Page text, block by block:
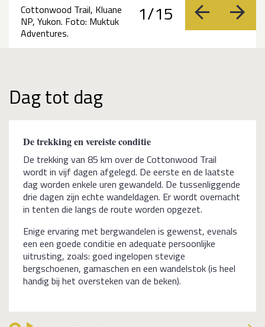
1/15 vorige
Cottonwood Trail, Kluane
NP, Yukon. Foto: Muktuk
Adventures.
Dag tot dag
De trekking en vereiste conditie
De trekking van 85 km over de Cottonwood Trail
wordt in vijf dagen afgelegd. De eerste en de laatste
dag worden enkele uren gewandeld. De tussenliggende
drie dagen zijn echte wandeldagen. Er wordt overnacht
in tenten die langs de route worden opgezet.
Enige ervaring met bergwandelen is gewenst, evenals
een een goede conditie en adequate persoonlijke
uitrusting, zoals: goed ingelopen stevige
bergschoenen, gamaschen en een wandelstok (is heel
handig bij het oversteken van de beken).